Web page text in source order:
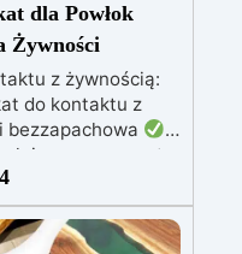
dla Powłok
Żywności
z żywnością:
do kontaktu z
bezzapachowa
przezroczyste,
wykończenie po
odporna na
zapewniając